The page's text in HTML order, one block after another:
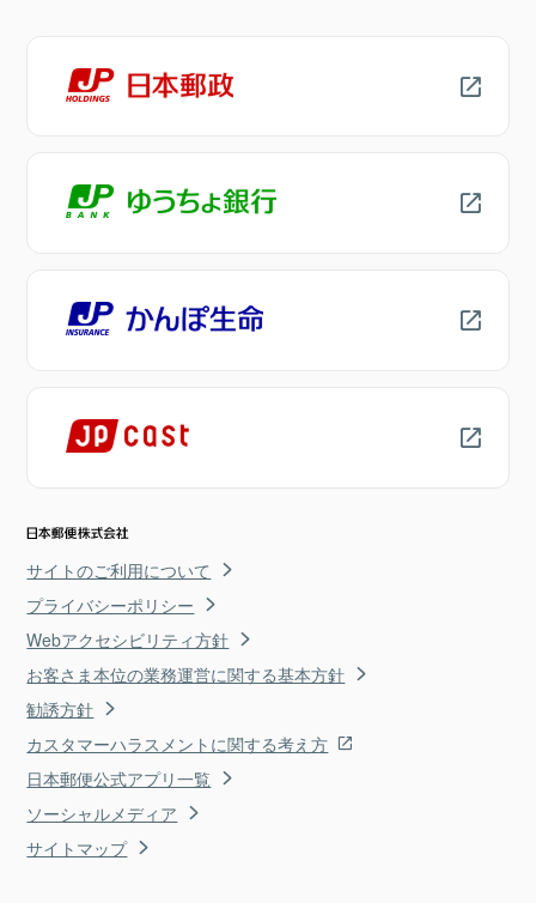
サイトのご利用について
プライバシーポリシー
Webアクセシビリティ方針
お客さま本位の業務運営に関する基本方針
勧誘方針
カスタマーハラスメントに関する考え方
日本郵便公式アプリ一覧
ソーシャルメディア
サイトマップ